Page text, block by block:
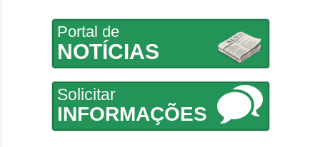
Portal de
NOTÍCIAS
Solicitar
INFORMAÇÕES